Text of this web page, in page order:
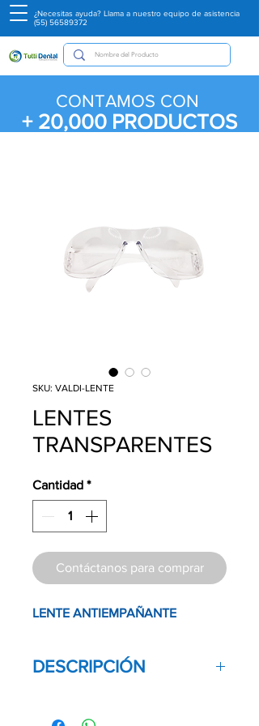
¿Necesitas ayuda? Llama a nuestro equipo de asistencia
(55) 56589372
CONTAMOS CON
+ 20,000 PRODUCTOS
SKU: VALDI-LENTE
LENTES
TRANSPARENTES
Cantidad *
Contáctanos para comprar
LENTE ANTIEMPAÑANTE
DESCRIPCIÓN